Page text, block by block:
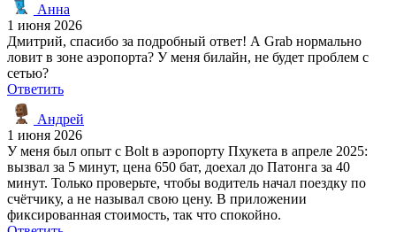
Анна
1 июня 2026
Дмитрий, спасибо за подробный ответ! А Grab нормально
ловит в зоне аэропорта? У меня билайн, не будет проблем с
сетью?
Ответить
Андрей
1 июня 2026
У меня был опыт с Bolt в аэропорту Пхукета в апреле 2025:
вызвал за 5 минут, цена 650 бат, доехал до Патонга за 40
минут. Только проверьте, чтобы водитель начал поездку по
счётчику, а не называл свою цену. В приложении
фиксированная стоимость, так что спокойно.